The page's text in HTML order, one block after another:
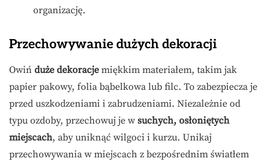
organizację.
Przechowywanie dużych dekoracji
Owiń duże dekoracje miękkim materiałem, takim jak
papier pakowy, folia bąbelkowa lub filc. To zabezpiecza je
przed uszkodzeniami i zabrudzeniami. Niezależnie od
typu ozdoby, przechowuj je w suchych, osłoniętych
miejscach, aby uniknąć wilgoci i kurzu. Unikaj
przechowywania w miejscach z bezpośrednim światłem